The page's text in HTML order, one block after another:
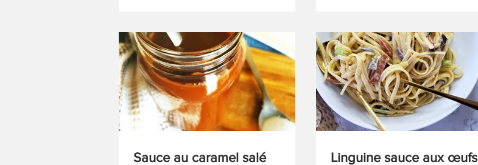
Sauce au caramel salé Linguine sauce aux œufs